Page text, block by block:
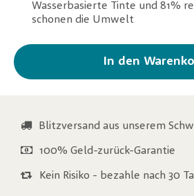
Wasserbasierte Tinte und 81%
schonen die Umwelt
In den
Blitzversand aus unserem
100% Geld-zurück-Garantie
Kein Risiko - bezahle nach 30